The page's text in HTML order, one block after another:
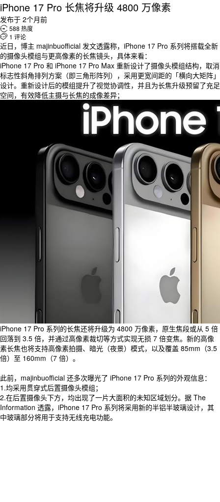
iPhone 17 Pro 长焦将升级 4800 万像素
发布于 2个月前
 588 热度
 1 评论
近日，博主 majinbuofficial 发文透露称，iPhone 17 Pro 系列将搭载全新
的摄像头模组与更高像素的长焦镜头，具体来看：
iPhone 17 Pro 和 iPhone 17 Pro Max 重新设计了摄像头模组结构，取消
标志性斜角排列方案（即三角形阵列），采用更宽间距的「横向大矩阵」
设计。重新设计后的模组提升了视觉协调性，并且为长焦升级预留了充足
空间，有效降低主摄与长焦的成像差异；
iPhone 17 Pro 系列的长焦还将升级为 4800 万像素，原生焦段或从 5 倍
回落到 3.5 倍，并通过高像素裁切等方式实现无损 7 倍变焦。新的高像
素长焦也将支持高像素拍摄、暗光（夜景）模式，以及覆盖 85mm（3.5
倍）至 160mm（7 倍）。
此前，majinbuofficial 还多次曝光了 iPhone 17 Pro 系列的外观信息：
1.均采用贯穿式后置摄像头模组；
2.在后置摄像头下方，均出现了一片大面积的未知区域划分。据 The
Information 透露，iPhone 17 Pro 系列将采用新的半铝半玻璃设计，其
中玻璃部分将用于支持无线充电功能。